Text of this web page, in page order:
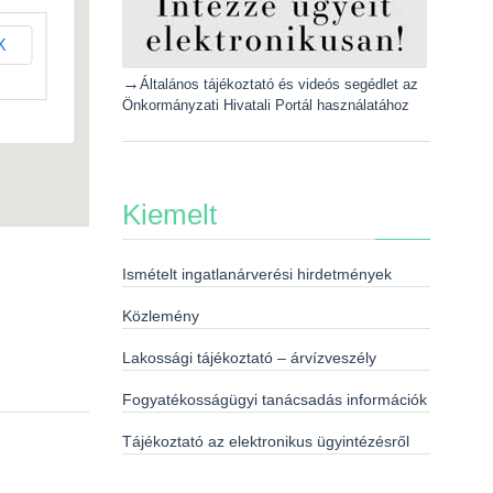
→ Általános tájékoztató és videós segédlet az
Önkormányzati Hivatali Portál használatához
Kiemelt
Ismételt ingatlanárverési hirdetmények
Közlemény
Lakossági tájékoztató – árvízveszély
Fogyatékosságügyi tanácsadás információk
Tájékoztató az elektronikus ügyintézésről